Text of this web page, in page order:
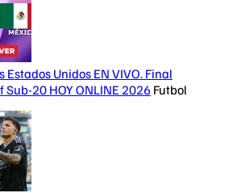
Estados Unidos EN VIVO. Final
Sub-20 HOY ONLINE 2026 Futbol